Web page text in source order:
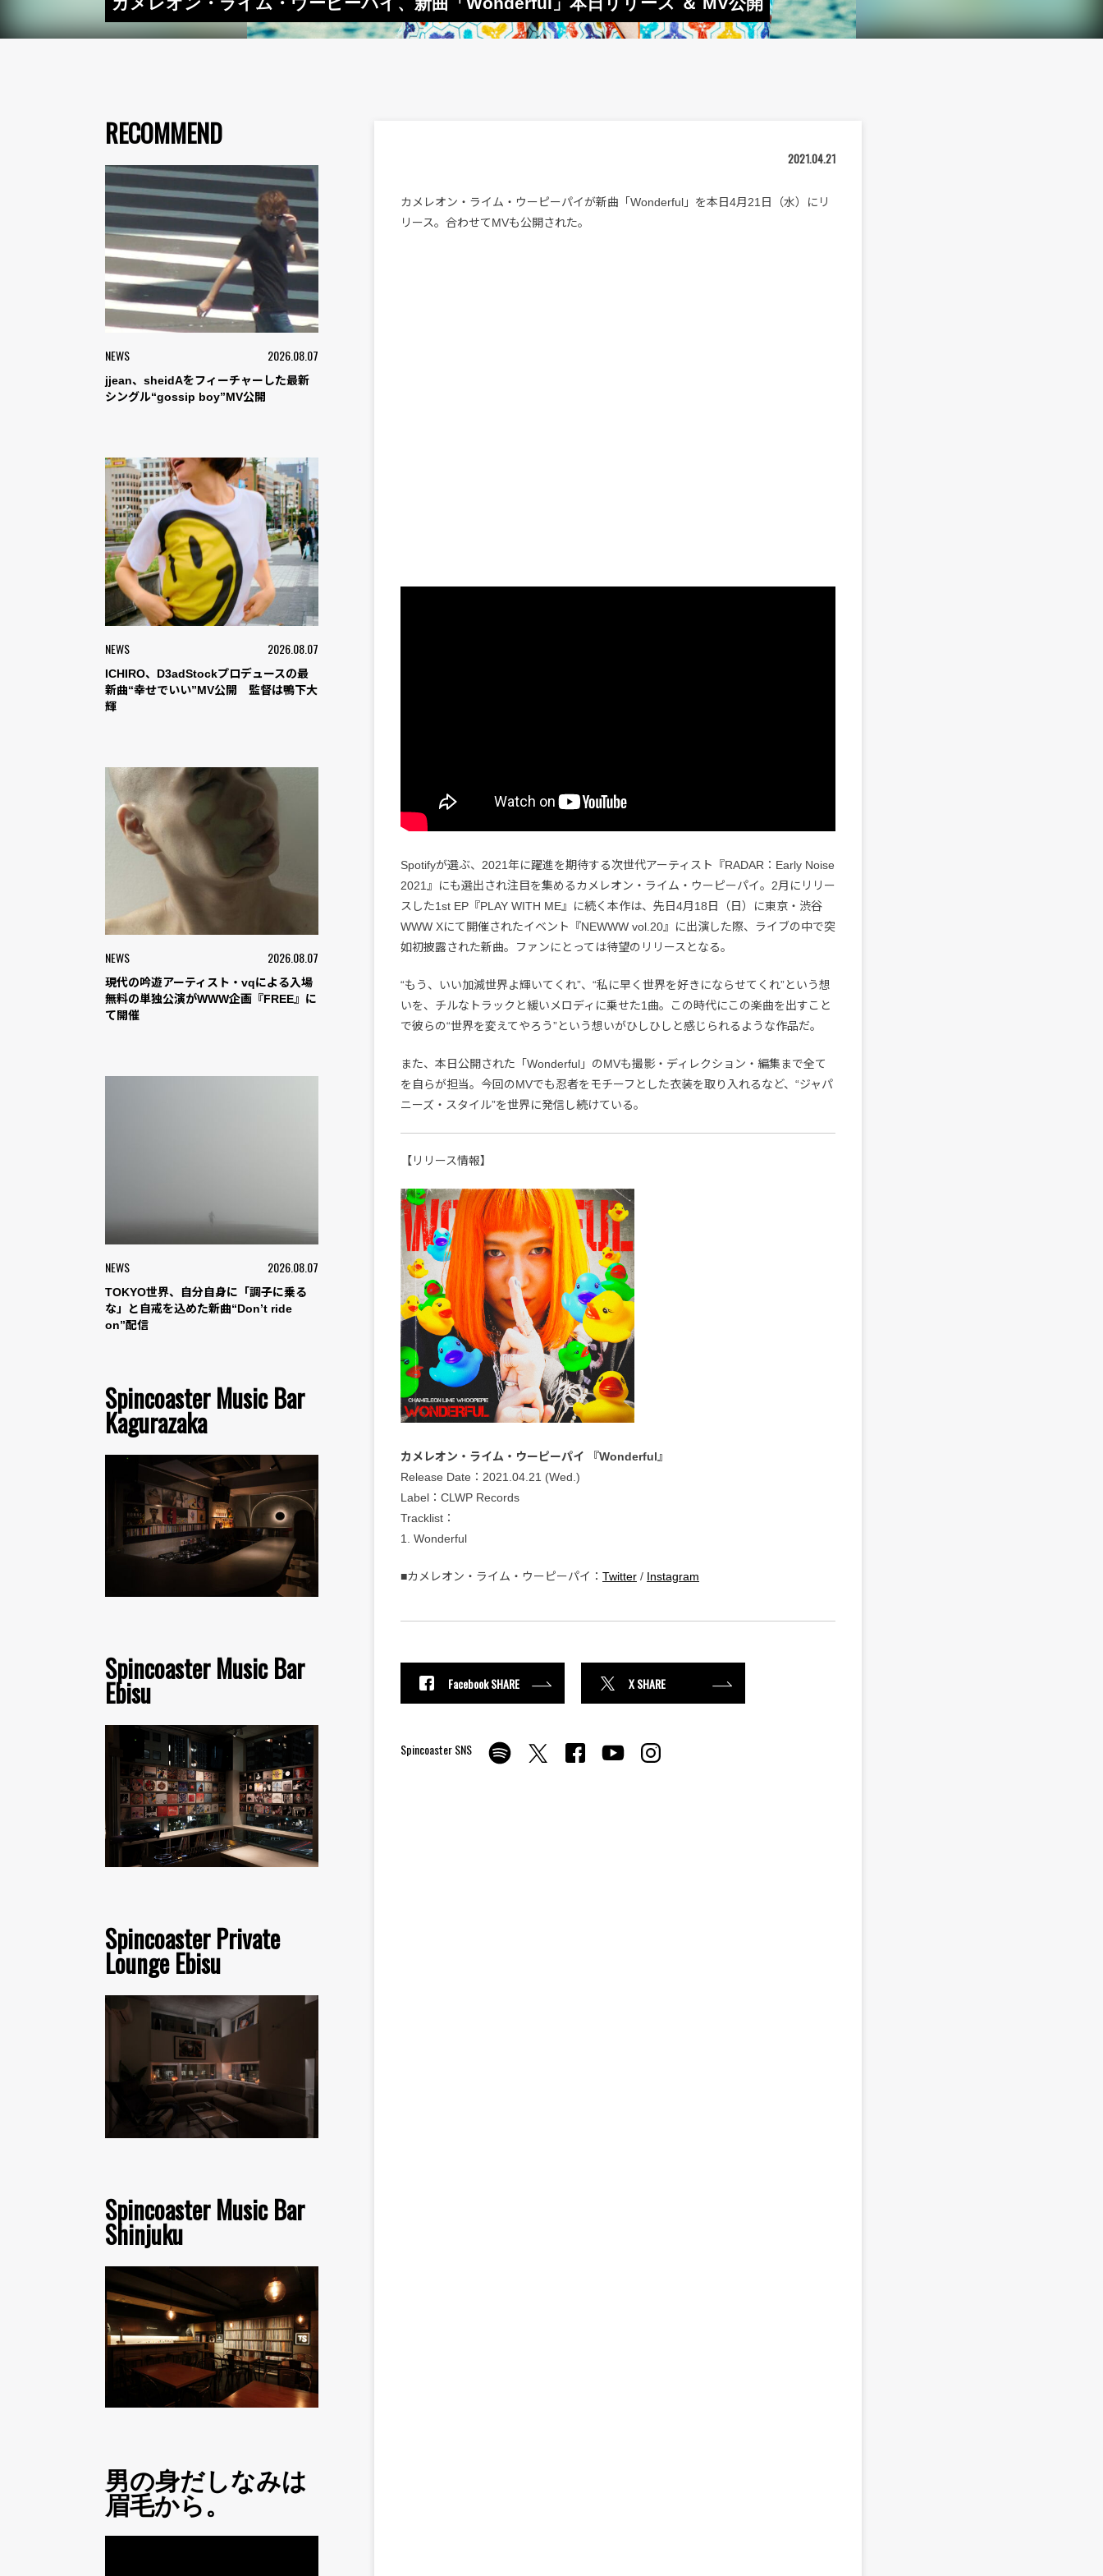
RECOMMEND
NEWS 2026.08.07
jjean、sheidAをフィーチャーした最新
シングル“gossip boy”MV公開
NEWS 2026.08.07
ICHIRO、D3adStockプロデュースの最
新曲“幸せでいい”MV公開 監督は鴨下大
輝
NEWS 2026.08.07
現代の吟遊アーティスト・vqによる入場
無料の単独公演がWWW企画『FREE』に
て開催
NEWS 2026.08.07
TOKYO世界、自分自身に「調子に乗る
な」と自戒を込めた新曲“Don’t ride
on”配信
Spincoaster Music Bar
Kagurazaka
Spincoaster Music Bar
Ebisu
Spincoaster Private
Lounge Ebisu
Spincoaster Music Bar
Shinjuku
男の身だしなみは
眉毛から。
2021.04.21
カメレオン・ライム・ウーピーパイが新曲「Wonderful」を本日4月21日（水）にリ
リース。合わせてMVも公開された。
Spotifyが選ぶ、2021年に躍進を期待する次世代アーティスト『RADAR：Early Noise
2021』にも選出され注目を集めるカメレオン・ライム・ウーピーパイ。2月にリリー
スした1st EP『PLAY WITH ME』に続く本作は、先日4月18日（日）に東京・渋谷
WWW Xにて開催されたイベント『NEWWW vol.20』に出演した際、ライブの中で突
如初披露された新曲。ファンにとっては待望のリリースとなる。
“もう、いい加減世界よ輝いてくれ”、“私に早く世界を好きにならせてくれ”という想
いを、チルなトラックと緩いメロディに乗せた1曲。この時代にこの楽曲を出すこと
で彼らの“世界を変えてやろう”という想いがひしひしと感じられるような作品だ。
また、本日公開された「Wonderful」のMVも撮影・ディレクション・編集まで全て
を自らが担当。今回のMVでも忍者をモチーフとした衣装を取り入れるなど、“ジャパ
ニーズ・スタイル”を世界に発信し続けている。
【リリース情報】
カメレオン・ライム・ウーピーパイ 『Wonderful』
Release Date：2021.04.21 (Wed.)
Label：CLWP Records
Tracklist：
1. Wonderful
■カメレオン・ライム・ウーピーパイ： Twitter / Instagram
Facebook SHARE X SHARE
Spincoaster SNS